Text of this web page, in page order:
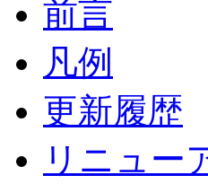
前言
凡例
更新履歴
リニュー